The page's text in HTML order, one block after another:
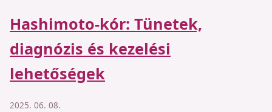
Hashimoto-kór: Tünetek,
diagnózis és kezelési
lehetőségek
2025. 06. 08.